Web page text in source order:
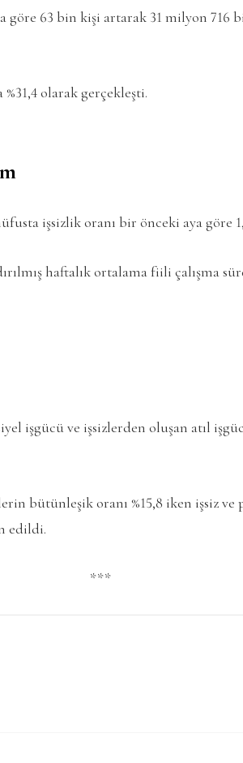
göre 63 bin kişi artarak 31 milyon
olarak gerçekleşti.
işsizlik oranı bir önceki aya göre
haftalık ortalama fiili çalışma
işgücü ve işsizlerden oluşan atıl
bütünleşik oranı %15,8 iken işsiz
edildi.
***